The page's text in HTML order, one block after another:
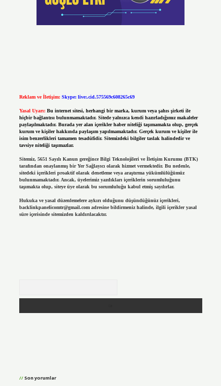
Reklam ve İletişim: Skype: live:.cid.575569c608265c69
Yasal Uyarı: Bu internet sitesi, herhangi bir marka, kurum veya şahıs şirketi ile
hiçbir bağlantısı bulunmamaktadır. Sitede yalnızca kendi hazırladığımız makaleler
paylaşılmaktadır. Burada yer alan içerikler haber niteliği taşımamakta olup, gerçek
kurum ve kişiler hakkında paylaşım yapılmamaktadır. Gerçek kurum ve kişiler ile
isim benzerlikleri tamamen tesadüfidir. Sitemizdeki bilgiler taslak halindedir ve
tavsiye niteliği taşımazlar.
Sitemiz, 5651 Sayılı Kanun gereğince Bilgi Teknolojileri ve İletişim Kurumu (BTK)
tarafından onaylanmış bir Yer Sağlayıcı olarak hizmet vermektedir. Bu nedenle,
sitedeki içerikleri proaktif olarak denetleme veya araştırma yükümlülüğümüz
bulunmamaktadır. Ancak, üyelerimiz yazdıkları içeriklerin sorumluluğunu
taşımakta olup, siteye üye olarak bu sorumluluğu kabul etmiş sayılırlar.
Hukuka ve yasal düzenlemelere aykırı olduğunu düşündüğünüz içerikleri,
backlinkpanelicomtr@gmail.comadresine bildirmeniz halinde, ilgili içerikler yasal
süre içerisinde sitemizden kaldırılacaktır.
Son yorumlar